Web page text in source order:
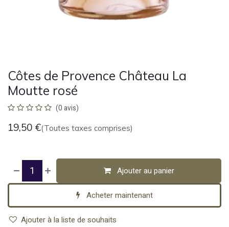
Côtes de Provence Château La
Moutte rosé
(0 avis)
19,50 €(Toutes taxes comprises)
Ajouter au panier
Acheter maintenant
Ajouter à la liste de souhaits